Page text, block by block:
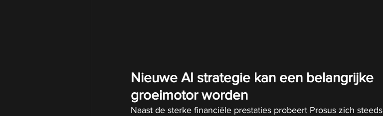
Nieuwe AI strategie kan een belangrijke
groeimotor worden
Naast de sterke financiële prestaties probeert Prosus zich steeds